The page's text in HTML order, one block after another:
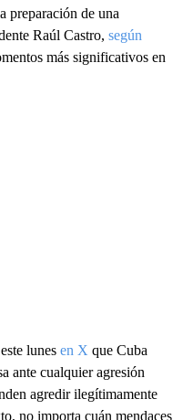
preparación de una
Raúl Castro, según
más significativos en
lunes en X que Cuba
ante cualquier agresión
agredir ilegítimamente
no importa cuán mendaces